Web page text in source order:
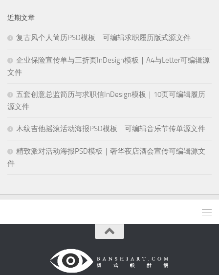
近期文章
复古风个人简历PSD模板｜可编辑求职履历版式源文件
企业保险宣传单与三折页InDesign模板｜A4与Letter可编辑源
文件
五套创意总监简历与求职信InDesign模板｜10页可编辑履历
源文件
木纹吉他摇滚活动海报PSD模板｜可编辑音乐节传单源文件
精致派对活动海报PSD模板｜奢华夜店酒会宣传可编辑源文
件